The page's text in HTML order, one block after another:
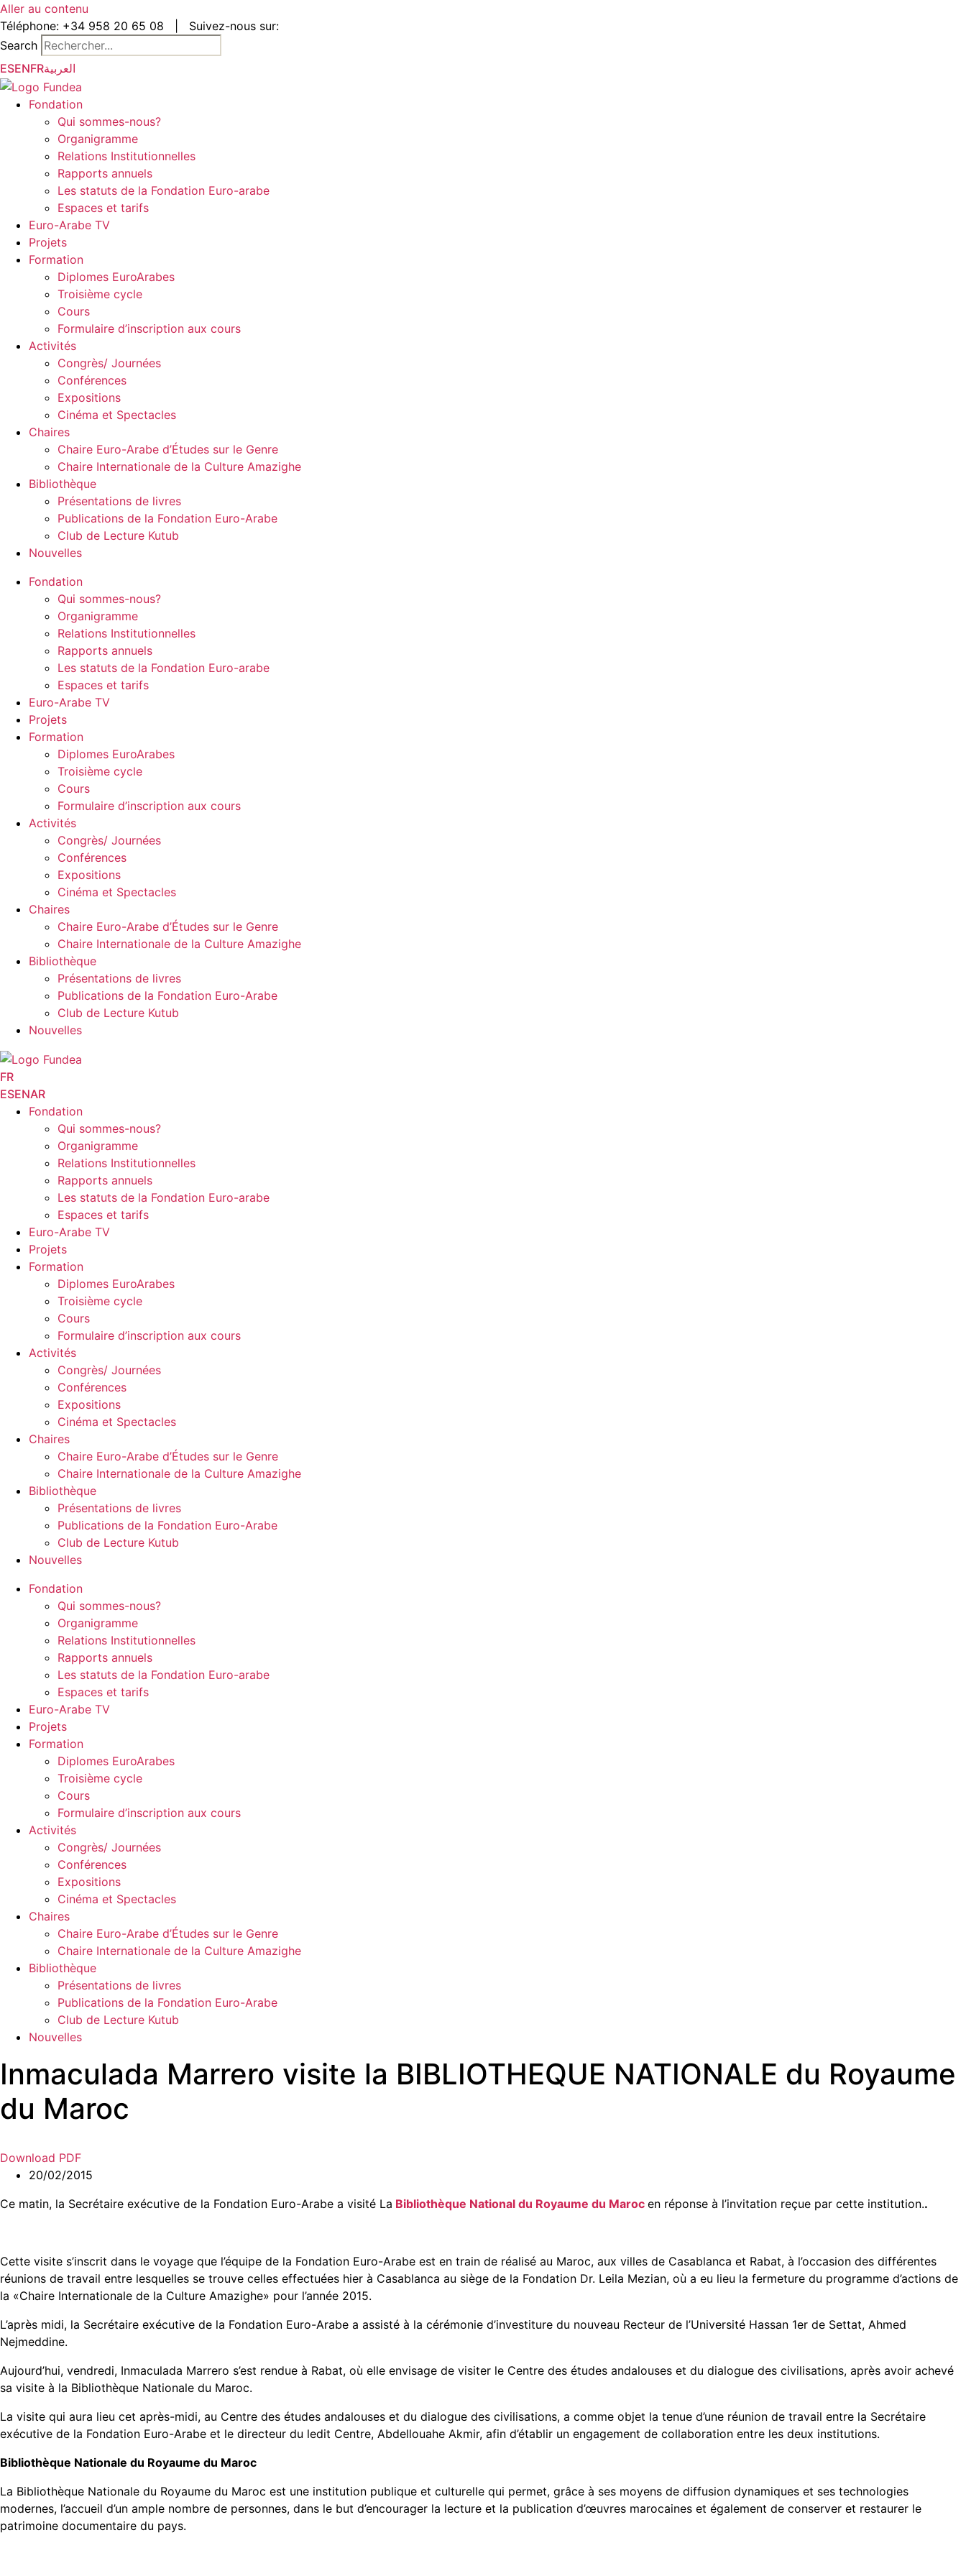
Aller au contenu
Téléphone: +34 958 20 65 08
Suivez-nous sur:
Search
ESENFRالعربية
Fondation
Qui sommes-nous?
Organigramme
Relations Institutionnelles
Rapports annuels
Les statuts de la Fondation Euro-arabe
Espaces et tarifs
Euro-Arabe TV
Projets
Formation
Diplomes EuroArabes
Troisième cycle
Cours
Formulaire d’inscription aux cours
Activités
Congrès/ Journées
Conférences
Expositions
Cinéma et Spectacles
Chaires
Chaire Euro-Arabe d’Études sur le Genre
Chaire Internationale de la Culture Amazighe
Bibliothèque
Présentations de livres
Publications de la Fondation Euro-Arabe
Club de Lecture Kutub
Nouvelles
Fondation
Qui sommes-nous?
Organigramme
Relations Institutionnelles
Rapports annuels
Les statuts de la Fondation Euro-arabe
Espaces et tarifs
Euro-Arabe TV
Projets
Formation
Diplomes EuroArabes
Troisième cycle
Cours
Formulaire d’inscription aux cours
Activités
Congrès/ Journées
Conférences
Expositions
Cinéma et Spectacles
Chaires
Chaire Euro-Arabe d’Études sur le Genre
Chaire Internationale de la Culture Amazighe
Bibliothèque
Présentations de livres
Publications de la Fondation Euro-Arabe
Club de Lecture Kutub
Nouvelles
FR
ESENAR
Fondation
Qui sommes-nous?
Organigramme
Relations Institutionnelles
Rapports annuels
Les statuts de la Fondation Euro-arabe
Espaces et tarifs
Euro-Arabe TV
Projets
Formation
Diplomes EuroArabes
Troisième cycle
Cours
Formulaire d’inscription aux cours
Activités
Congrès/ Journées
Conférences
Expositions
Cinéma et Spectacles
Chaires
Chaire Euro-Arabe d’Études sur le Genre
Chaire Internationale de la Culture Amazighe
Bibliothèque
Présentations de livres
Publications de la Fondation Euro-Arabe
Club de Lecture Kutub
Nouvelles
Fondation
Qui sommes-nous?
Organigramme
Relations Institutionnelles
Rapports annuels
Les statuts de la Fondation Euro-arabe
Espaces et tarifs
Euro-Arabe TV
Projets
Formation
Diplomes EuroArabes
Troisième cycle
Cours
Formulaire d’inscription aux cours
Activités
Congrès/ Journées
Conférences
Expositions
Cinéma et Spectacles
Chaires
Chaire Euro-Arabe d’Études sur le Genre
Chaire Internationale de la Culture Amazighe
Bibliothèque
Présentations de livres
Publications de la Fondation Euro-Arabe
Club de Lecture Kutub
Nouvelles
Inmaculada Marrero visite la BIBLIOTHEQUE NATIONALE du Royaume
du Maroc
Download PDF
20/02/2015
Ce matin, la Secrétaire exécutive de la Fondation Euro-Arabe a visité La Bibliothèque National du Royaume du Maroc en réponse à l’invitation reçue par cette institution..
Cette visite s’inscrit dans le voyage que l’équipe de la Fondation Euro-Arabe est en train de réalisé au Maroc, aux villes de Casablanca et Rabat, à l’occasion des différentes
réunions de travail entre lesquelles se trouve celles effectuées hier à Casablanca au siège de la Fondation Dr. Leila Mezian, où a eu lieu la fermeture du programme d’actions de
la «Chaire Internationale de la Culture Amazighe» pour l’année 2015.
L’après midi, la Secrétaire exécutive de la Fondation Euro-Arabe a assisté à la cérémonie d’investiture du nouveau Recteur de l’Université Hassan 1er de Settat, Ahmed
Nejmeddine.
Aujourd’hui, vendredi, Inmaculada Marrero s’est rendue à Rabat, où elle envisage de visiter le Centre des études andalouses et du dialogue des civilisations, après avoir achevé
sa visite à la Bibliothèque Nationale du Maroc.
La visite qui aura lieu cet après-midi, au Centre des études andalouses et du dialogue des civilisations, a comme objet la tenue d’une réunion de travail entre la Secrétaire
exécutive de la Fondation Euro-Arabe et le directeur du ledit Centre, Abdellouahe Akmir, afin d’établir un engagement de collaboration entre les deux institutions.
Bibliothèque Nationale du Royaume du Maroc
La Bibliothèque Nationale du Royaume du Maroc est une institution publique et culturelle qui permet, grâce à ses moyens de diffusion dynamiques et ses technologies
modernes, l’accueil d’un ample nombre de personnes, dans le but d’encourager la lecture et la publication d’œuvres marocaines et également de conserver et restaurer le
patrimoine documentaire du pays.